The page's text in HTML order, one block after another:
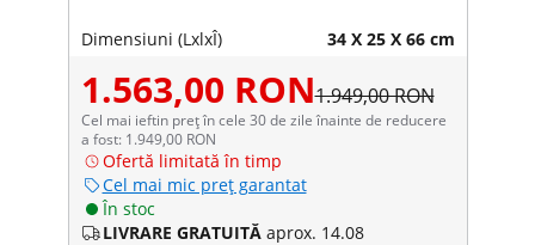
Dimensiuni (LxlxÎ) 34 X 25 X 66 cm
1.563,00 RON1.949,00 RON
Cel mai ieftin preț în cele 30 de zile înainte de reducere
a fost: 1.949,00 RON
Ofertă limitată în timp
Cel mai mic preț garantat
În stoc
LIVRARE GRATUITĂ aprox. 14.08